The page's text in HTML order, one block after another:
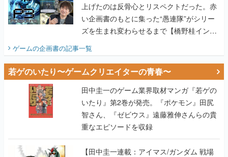
上げたのは反骨心とリスペクトだった。赤
い企画書のもとに集った“愚連隊”がシリー
ズを生まれ変わらせるまで【橋野桂インタ
ゲームの企画書の記事一覧
若ゲのいたり〜ゲームクリエイターの青春〜
田中圭一のゲーム業界取材マンガ『若ゲの
いたり』第2巻が発売。『ポケモン』田尻
智さん、『ゼビウス』遠藤雅伸さんらの貴
重なエピソードを収録
【田中圭一連載：アイマス/ガンダム 戦場